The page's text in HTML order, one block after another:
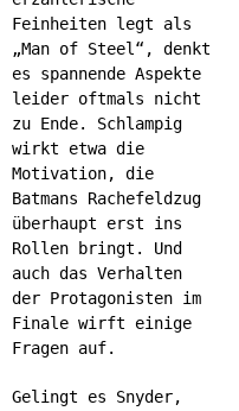
Feinheiten legt als
„Man of Steel“, denkt
es spannende Aspekte
leider oftmals nicht
zu Ende. Schlampig
wirkt etwa die
Motivation, die
Batmans Rachefeldzug
überhaupt erst ins
Rollen bringt. Und
auch das Verhalten
der Protagonisten im
Finale wirft einige
Fragen auf.
Gelingt es Snyder,